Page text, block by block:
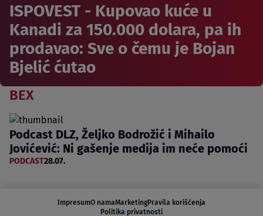
ISPOVEST - Kupovao kuće u
Kanadi za 150.000 dolara, pa ih
prodavao: Sve o čemu je Bojan
Bjelić ćutao
BEX
Podcast DLZ, Željko Bodrožić i Mihailo
Jovićević: Ni gašenje medija im neće pomoći
PODCAST28.07.
ImpresumO namaMarketingPravila korišćenja
Politika privatnosti